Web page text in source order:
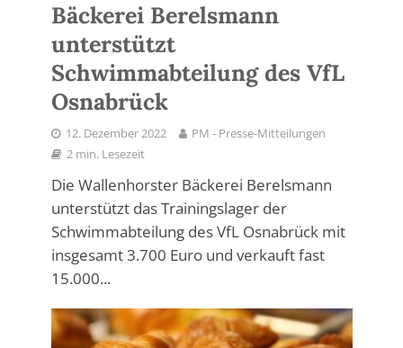
Bäckerei Berelsmann
unterstützt
Schwimmabteilung des VfL
Osnabrück
12. Dezember 2022
PM - Presse-Mitteilungen
2 min. Lesezeit
Die Wallenhorster Bäckerei Berelsmann
unterstützt das Trainingslager der
Schwimmabteilung des VfL Osnabrück mit
insgesamt 3.700 Euro und verkauft fast
15.000...